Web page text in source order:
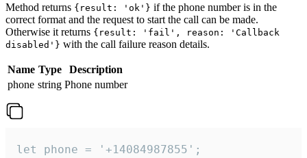
Method returns {result: 'ok'} if the phone number is in the
correct format and the request to start the call can be made.
Otherwise it returns {result: 'fail', reason: 'Callback
disabled'} with the call failure reason details.
Name Type
Description
phone string Phone number
let phone = '+14084987855';